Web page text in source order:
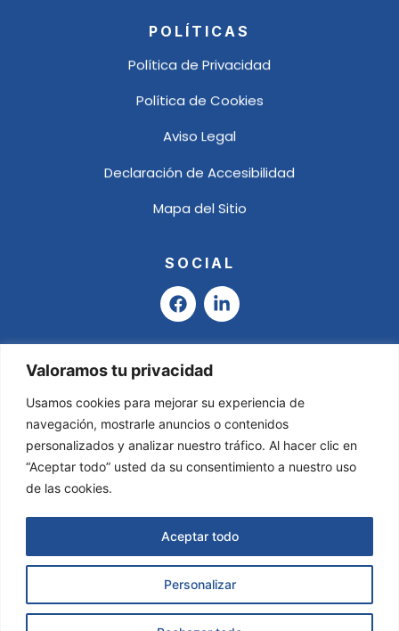
Valoramos tu privacidad
Usamos cookies para mejorar su experiencia de
navegación, mostrarle anuncios o contenidos
personalizados y analizar nuestro tráfico. Al hacer clic en
“Aceptar todo” usted da su consentimiento a nuestro uso
de las cookies.
Personalizar
Aceptar todo
POLÍTICAS
Política de Privacidad
Política de Cookies
Aviso Legal
Declaración de Accesibilidad
Mapa del Sitio
SOCIAL
F
a
e
b
o
o
k
L
i
k
i
n
-
i
n
Asesoría Valladares & García © 2025
los derechos reservados.Página Web creada por
Solicitar Información